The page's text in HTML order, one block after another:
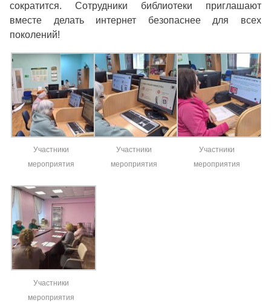
сократится. Сотрудники библиотеки приглашают
вместе делать интернет безопаснее для всех
поколений!
Участники
мероприятия
Участники
мероприятия
Участники
мероприятия
Участники
мероприятия